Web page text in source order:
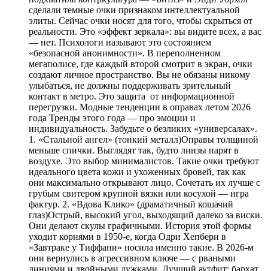
сделали темные очки признаком интеллектуальной
элиты. Сейчас очки носят для того, чтобы скрыться от
реальности. Это «эффект зеркала»: вы видите всех, а вас
— нет. Психологи называют это состоянием
«безопасной анонимности». В переполненном
мегаполисе, где каждый второй смотрит в экран, очки
создают личное пространство. Вы не обязаны никому
улыбаться, не должны поддерживать зрительный
контакт в метро. Это защита от информационной
перегрузки. Модные тенденции в оправах летом 2026
года Тренды этого года — про эмоции и
индивидуальность. Забудьте о безликих «универсалах».
1. «Стальной ангел» (тонкий металл)Оправы толщиной
меньше спички. Выглядят так, будто линзы парят в
воздухе. Это выбор минималистов. Такие очки требуют
идеального цвета кожи и ухоженных бровей, так как
они максимально открывают лицо. Сочетать их лучше с
грубым свитером крупной вязки или косухой — игра
фактур. 2. «Вдова Клико» (драматичный кошачий
глаз)Острый, высокий угол, выходящий далеко за виски.
Они делают скулы графичными. История этой формы
уходит корнями в 1950-е, когда Одри Хепберн в
«Завтраке у Тиффани» носила именно такие. В 2026-м
они вернулись в агрессивном ключе — с рваными
линиями и двойными дужками. Лучший аутфит: бархат